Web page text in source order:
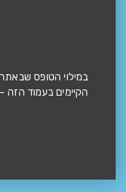
במילוי הטופס
הקיימים בעמוד הזה –